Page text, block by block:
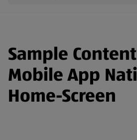
Sample
Mobile App
Home-Screen